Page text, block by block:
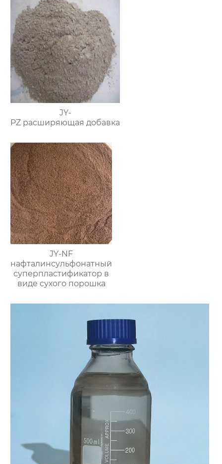
JY-
PZ расширяющая добавка
JY-NF
нафталинсульфонатный
суперпластификатор в
виде сухого порошка